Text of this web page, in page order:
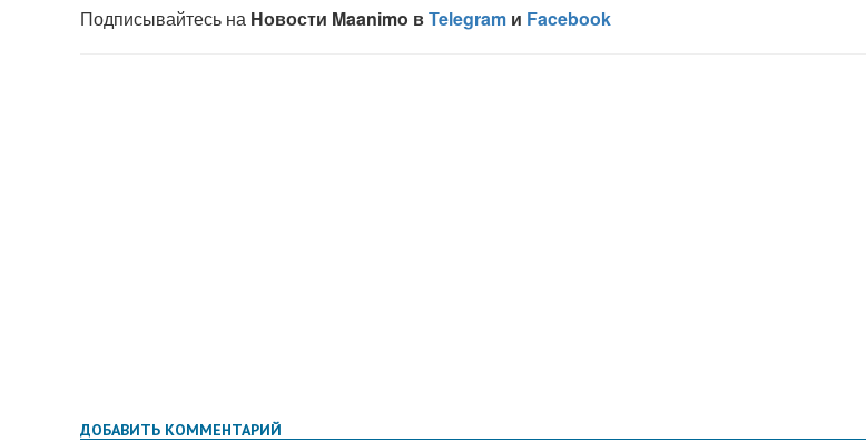
ДОБАВИТЬ КОММЕНТАРИЙ